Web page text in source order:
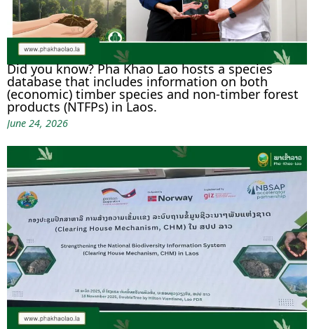
Did you know? Pha Khao Lao hosts a species
database that includes information on both
(economic) timber species and non-timber forest
products (NTFPs) in Laos.
June 24, 2026